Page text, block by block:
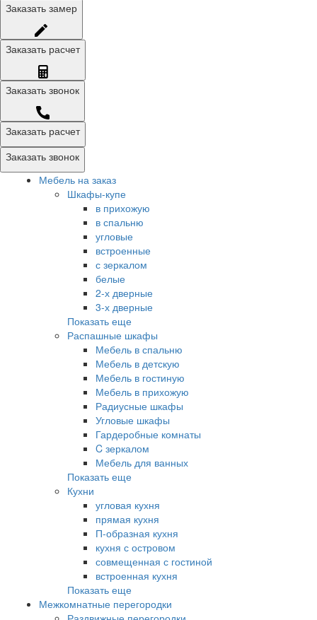
Заказать замер
Заказать расчет
Заказать звонок
Заказать расчет
Заказать звонок
Мебель на заказ
Шкафы-купе
в прихожую
в спальню
угловые
встроенные
с зеркалом
белые
2-х дверные
3-х дверные
Показать еще
Распашные шкафы
Мебель в спальню
Мебель в детскую
Мебель в гостиную
Мебель в прихожую
Радиусные шкафы
Угловые шкафы
Гардеробные комнаты
C зеркалом
Мебель для ванных
Показать еще
Кухни
угловая кухня
прямая кухня
П-образная кухня
кухня с островом
совмещенная с гостиной
встроенная кухня
Показать еще
Межкомнатные перегородки